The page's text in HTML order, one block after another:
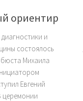
ориентир
и
состоялось
Михаила
Евгений
церемонии